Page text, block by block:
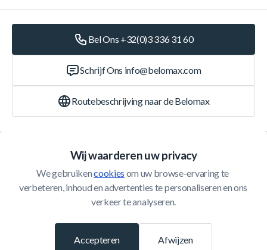
Wij waarderen uw privacy
We gebruiken cookies om uw browse-ervaring te
verbeteren, inhoud en advertenties te personaliseren en ons
verkeer te analyseren.
Afwijzen
Accepteren
Klantenservice
Bel Ons +32(0)3 336 31 60
Schrijf Ons info@belomax.com
Routebeschrijving naar de Belomax